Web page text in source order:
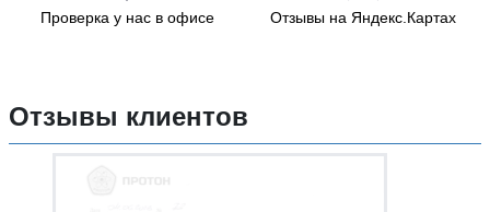
Проверка у нас в офисе Отзывы на Яндекс.Картах
Отзывы клиентов